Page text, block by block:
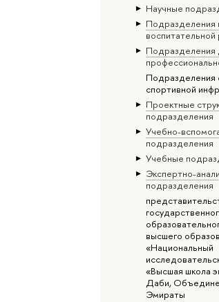
Научные
Подразделения
Подразделения
Подразделения
спортивной
Проектные
подразделения
Учебно-
подразделения
Учебные
Экспертно-
подразделения
высшего
«Национальный
«Высшая школа
Даби,
Эмираты